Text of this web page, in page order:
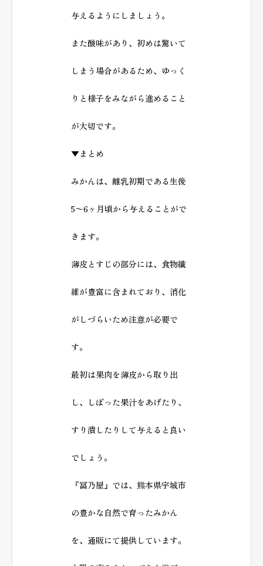
与えるようにしましょう。
また酸味があり、初めは驚いて
しまう場合があるため、ゆっく
りと様子をみながら進めること
が大切です。
▼まとめ
みかんは、離乳初期である​​生後
5〜6ヶ月頃から与えることがで
きます。
薄皮とすじの部分には、食物繊
維が豊富に含まれており、消化
がしづらいため注意が必要で
す。
最初は果肉を薄皮から取り出
し、しぼった果汁をあげたり、
すり潰したりして与えると良い
でしょう。
『冨乃屋』では、熊本県宇城市
の豊かな自然で育ったみかん
を、通販にて提供しています。